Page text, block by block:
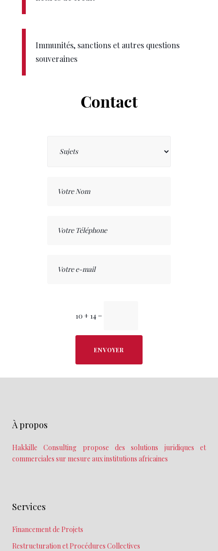
Immunités, sanctions et autres questions
souveraines
Contact
10 + 14=
ENVOYER
À propos
Hakkille Consulting propose des solutions juridiques et
commerciales sur mesure aux institutions africaines
Services
Financement de Projets
Restructuration et Procédures Collectives